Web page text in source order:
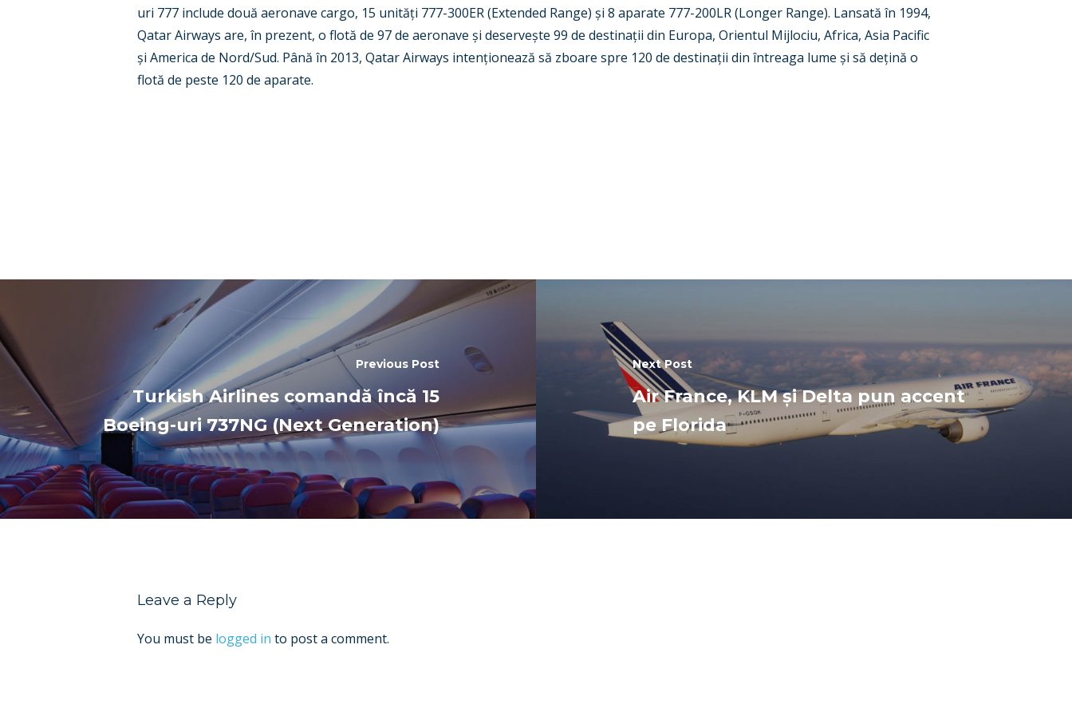
uri 777 include două aeronave cargo, 15 unități 777-300ER (Extended Range) și 8 aparate 777-200LR (Longer Range). Lansată în 1994,
Qatar Airways are, în prezent, o flotă de 97 de aeronave și deservește 99 de destinații din Europa, Orientul Mijlociu, Africa, Asia Pacific
și America de Nord/Sud. Până în 2013, Qatar Airways intenționează să zboare spre 120 de destinații din întreaga lume și să dețină o
flotă de peste 120 de aparate.
Previous Post
Turkish Airlines comandă încă 15
Boeing-uri 737NG (Next Generation)
Next Post
Air France, KLM și Delta pun accent
pe Florida
Leave a Reply
You must be logged in to post a comment.